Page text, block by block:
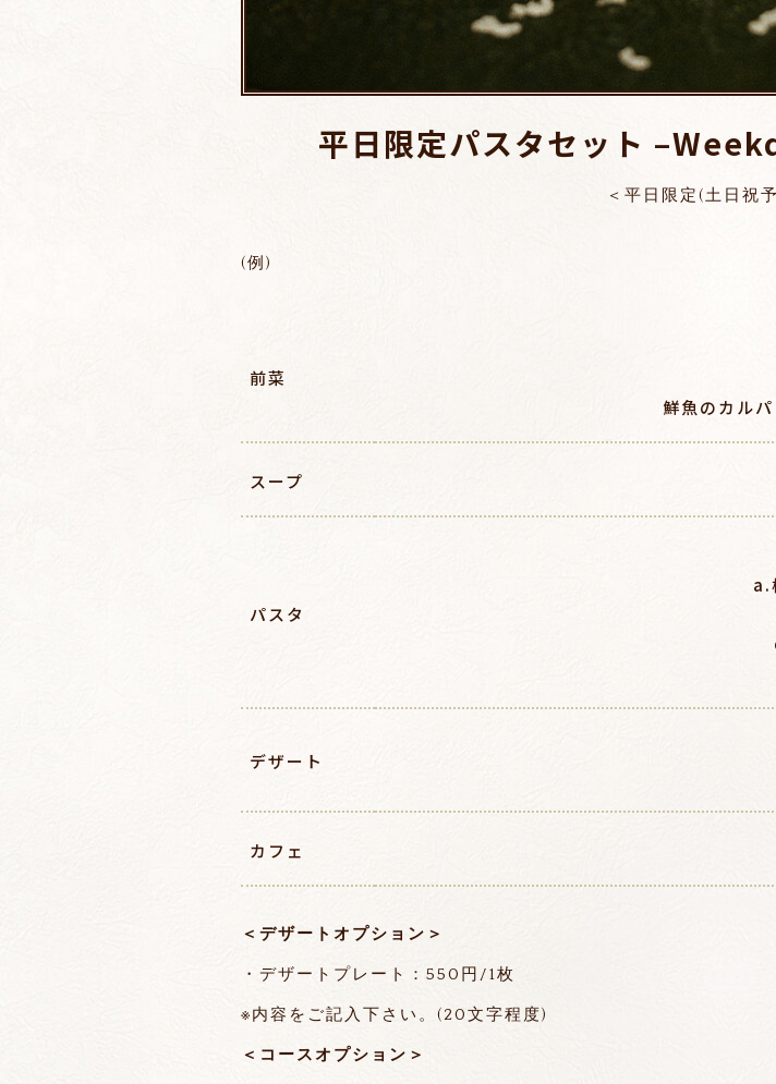
平日限定パスタセット –
＜ 平日限定(土日祝
(例)
前菜
鮮魚のカル
スープ
パスタ
a.
デザート
カフェ
＜デザートオプション ＞
・デザートプレート：550円/1枚
※内容をご記入下さい。(20文字程度)
＜コースオプション＞